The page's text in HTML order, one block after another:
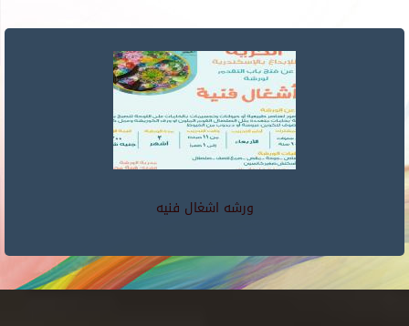
ورشه اشغال فنيه